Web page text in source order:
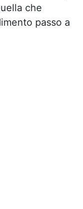
che
passo a